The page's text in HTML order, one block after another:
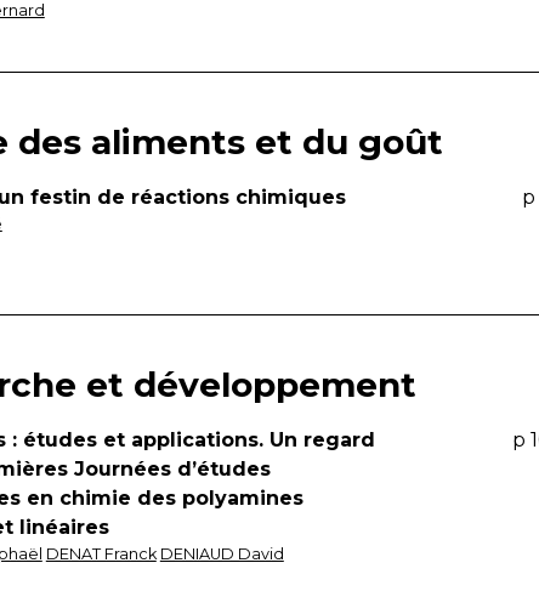
des aliments et du goût
festin de réactions chimiques p
et développement
: études et applications. Un regard
Journées d’études
en chimie des polyamines
linéaires
DENAT Franck DENIAUD David
p